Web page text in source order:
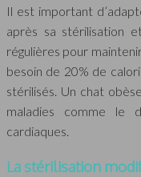
Il est important
après sa stérilisation
régulières pour
besoin de 20% de
stérilisés. Un chat
maladies comme le
cardiaques.
La stérilisation